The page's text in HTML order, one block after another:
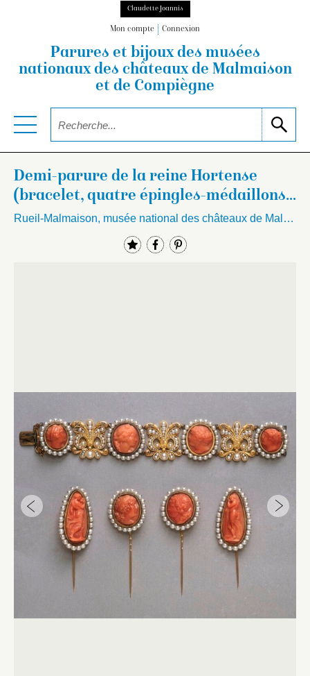
Claudette Joannis
Mon compte Connexion
Parures et bijoux des musées
nationauxdes châteaux de Malmaison
et de Compiègne
Demi-parure de la reine Hortense
(bracelet, quatre épingles-médaillons,
quatre épingles…
Rueil-Malmaison, musée national des châteaux de Malmaison et Bois-Préau